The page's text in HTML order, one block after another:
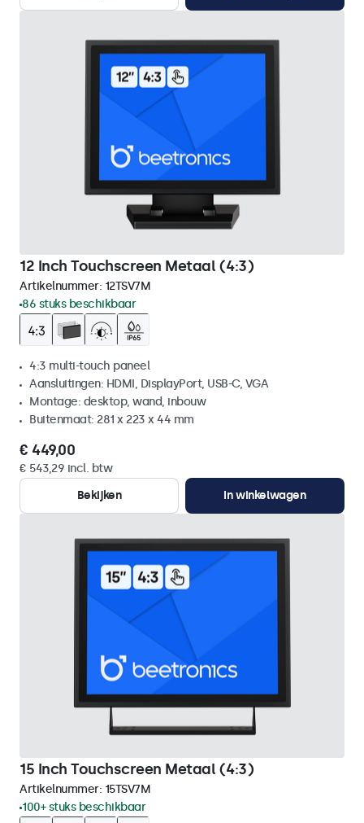
12 Inch Touchscreen Metaal (4:3)
Artikelnummer: 12TSV7M
86 stuks beschikbaar
4:3 multi-touch paneel
Aansluitingen: HDMI, DisplayPort, USB-C, VGA
Montage: desktop, wand, inbouw
Buitenmaat: 281 x 223 x 44 mm
€ 449,00
€ 543,29 incl. btw
Bekijken
In winkelwagen
15 Inch Touchscreen Metaal (4:3)
Artikelnummer: 15TSV7M
100+ stuks beschikbaar